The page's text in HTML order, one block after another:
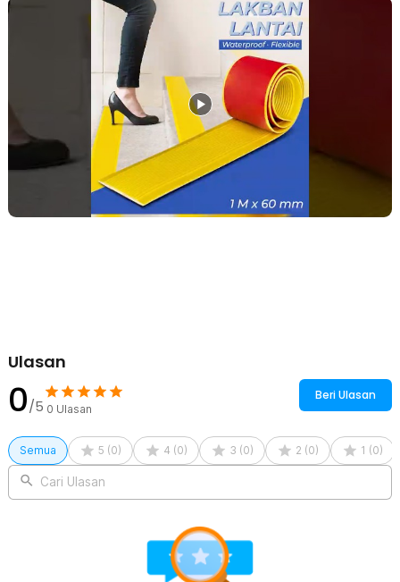
Dibekali Perekat Kuat
Sebagai salah satu penunjang keamanan, tentu saja lakban lantai ini
dibekali model pemasangan yang mudah dan kuat. Hal ini tampak
dari penggunaan perekat berkualitas sehingga Anda bisa
menempelkannya langsung di permukaan yang diinginkan.
Daya Tahan yang Tinggi
Terbuat dari material PVC yang tentunya non toxic dan tidak berbau.
Permukaannya juga tidak mudah tergores untuk menjaga tampilan
dan kualitasnya. Lakban lantai ini bahkan dibekali fitur waterproof
sehingga bisa digunakan di dalam atau luar ruangan.
Lakban Dapat Dipotong
1 x TaffPACK Lakban Lantai Tangga Anti Slip Tape Waterproof
Ulasan
0/5 0 Ulasan
Beri Ulasan
Semua 5 (0) 4 (0) 3 (0) 2 (0) 1 (0)
Cari Ulasan